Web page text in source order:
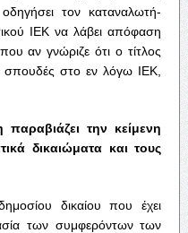
τον καταναλωτή-
ΙΕΚ να λάβει απόφαση
αν γνώριζε ότι ο τίτλος
σπουδές στο εν λόγω ΙΕΚ,
την κείμενη
δικαιώματα και τους
δικαίου που έχει
των συμφερόντων των